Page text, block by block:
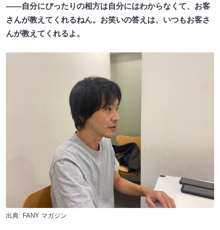
――自分にぴったりの相方は自分にはわからなくて、お客
さんが教えてくれるねん。お笑いの答えは、いつもお客さ
んが教えてくれるよ。
出典: FANY マガジン